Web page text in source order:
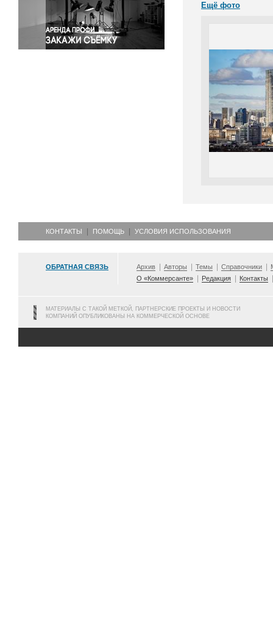
Экология
Экономика и бизнес
Ещё фото
КОНТАКТЫ ПОМОЩЬ УСЛОВИЯ ИСПОЛЬЗОВАНИЯ
ОБРАТНАЯ СВЯЗЬ Архив Авторы Темы Справочники
О «Коммерсанте»
Редакция Контакты
МАТЕРИАЛЫ С ТАКОЙ МЕТКОЙ, ПАРТНЕРСКИЕ ПРОЕКТЫ И НОВОСТИ
КОМПАНИЙ ОПУБЛИКОВАНЫ НА КОММЕРЧЕСКОЙ ОСНОВЕ